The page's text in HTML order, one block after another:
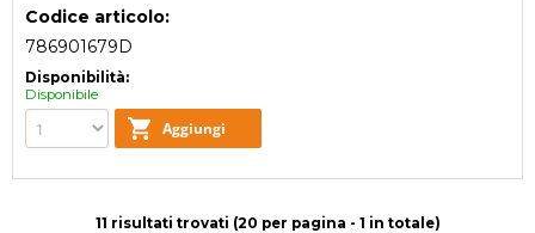
Codice articolo:
786901679D
Disponibilità:
Disponibile
11 risultati trovati (20 per pagina - 1 in totale)